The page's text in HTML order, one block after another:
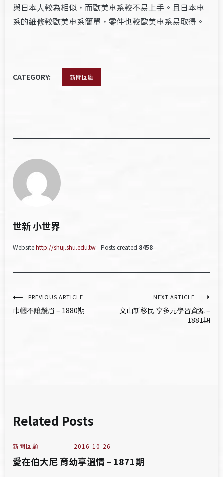
與日本人較為相似，而歐美車系較不易上手。且日本車
系的維修較歐美車系簡單，零件也較歐美車系易取得。
CATEGORY: 新聞回顧
世新 小世界
Websitehttp://shuj.shu.edu.tw Posts created 8458
文
章
PREVIOUS ARTICLE
巾幗不讓鬚眉 – 1880期
NEXT ARTICLE
文山新移民 享多元學習資源 –
1881期
Related Posts
新聞回顧 2016-10-26
愛在伯大尼 育幼享溫情 – 1871期